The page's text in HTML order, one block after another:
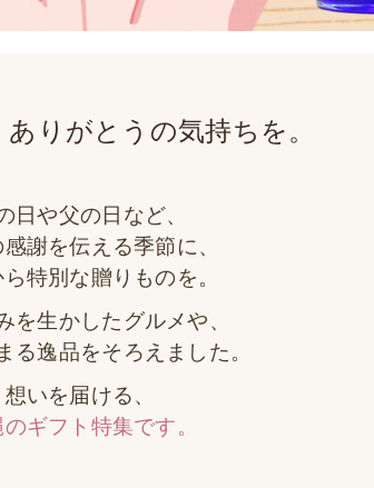
りがとうの気持ちを。
日や父の日など、
感謝を伝える季節に、
特別な贈りものを。
を生かしたグルメや、
る逸品をそろえました。
想いを届ける、
ギフト特集です。